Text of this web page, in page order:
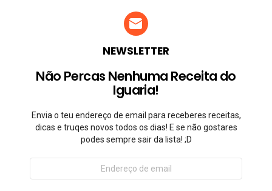
NEWSLETTER
Não Percas Nenhuma Receita do
Iguaria!
Envia o teu endereço de email para receberes receitas,
dicas e truqes novos todos os dias! E se não gostares
podes sempre sair da lista! ;D
Endereço
email